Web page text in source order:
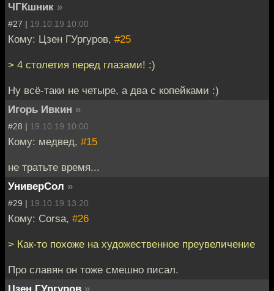
ЧГКшник »
#27 | 19.10.19 10:00
Кому: Цзен ГУргуров, #25
> 4 столетия перед глазами! :)
Ну всё-таки не четыре, а два с копейками :)
Игорь Ивкин »
#28 | 19.10.19 10:00
Кому: медвед, #15
не тратьте время...
УниверСол »
#29 | 19.10.19 13:20
Кому: Corsa, #26
> Как-то похоже на художественное преувеличение
Про славян он тоже смешно писал.